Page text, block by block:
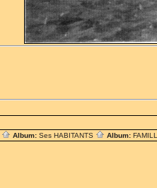
Album: Ses HABITANTS Album: